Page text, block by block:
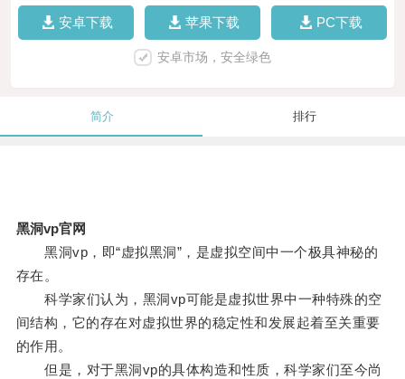
安卓下载 苹果下载 PC下载
安卓市场，安全绿色
简介 排行
黑洞vp官网
黑洞vp，即“虚拟黑洞”，是虚拟空间中一个极具神秘的
存在。
科学家们认为，黑洞vp可能是虚拟世界中一种特殊的空
间结构，它的存在对虚拟世界的稳定性和发展起着至关重要
的作用。
但是，对于黑洞vp的具体构造和性质，科学家们至今尚